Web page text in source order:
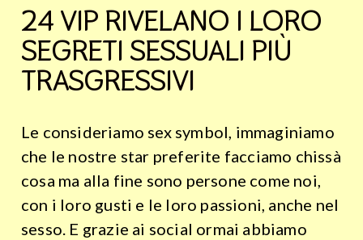
24 VIP RIVELANO I LORO
SEGRETI SESSUALI PIÙ
TRASGRESSIVI
Le consideriamo sex symbol, immaginiamo
che le nostre star preferite facciamo chissà
cosa ma alla fine sono persone come noi,
con i loro gusti e le loro passioni, anche nel
sesso. E grazie ai social ormai abbiamo